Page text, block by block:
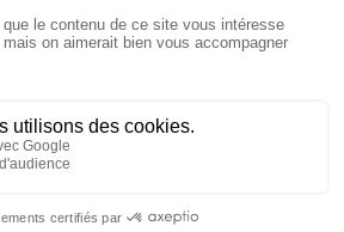
La visite pastorale du pape Léon
XIV à Assise à suivre sur KTO le
jeudi 6 août
Le pape en Uruguay, Argentine et
Pérou du 6 au 17 novembre 2026